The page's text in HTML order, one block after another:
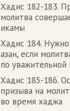
Хадис 182-183.
молитва
икамы
Хадис 184.
азан, если
по уважительной
Хадис 185-186.
призыва на
во время хаджа